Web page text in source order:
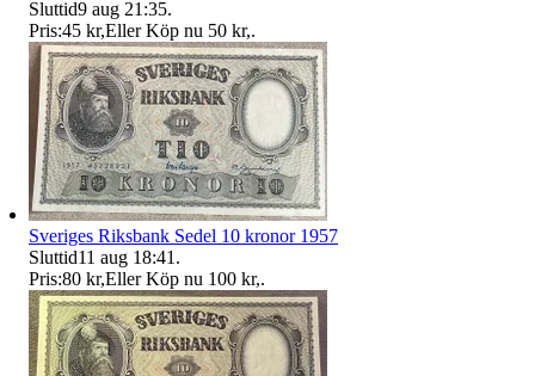
Sluttid9 aug 21:35.
Pris:45 kr,Eller Köp nu 50 kr,.
Sveriges Riksbank Sedel 10 kronor 1957
Sluttid11 aug 18:41 .
Pris:80 kr,Eller Köp nu 100 kr,.